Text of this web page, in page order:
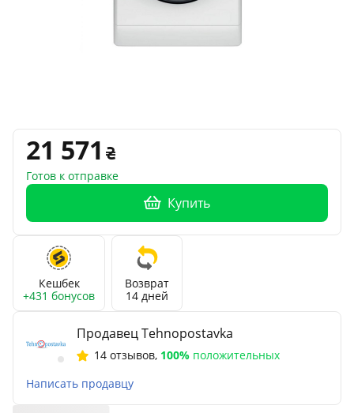
21 571
Готов к отправке
Купить
Кешбек
+431 бонусов
Возврат
14 дней
Продавец Tehnopostavka
14 отзывов, 100% положительных
Написать продавцу